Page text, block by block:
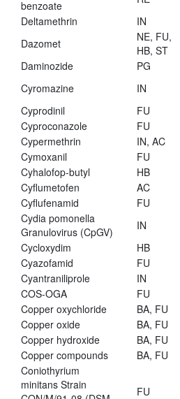
benzoate
Deltamethrin
IN
Dazomet
NE, FU,
HB, ST
Daminozide
PG
Cyromazine
IN
Cyprodinil
FU
Cyproconazole
FU
Cypermethrin
IN, AC
Cymoxanil
FU
Cyhalofop-butyl
HB
Cyflumetofen
AC
Cyflufenamid
FU
Cydia pomonella
Granulovirus (CpGV)
IN
Cycloxydim
HB
Cyazofamid
FU
Cyantraniliprole
IN
COS-OGA
FU
Copper oxychloride
BA, FU
Copper oxide
BA, FU
Copper hydroxide
BA, FU
Copper compounds
BA, FU
Coniothyrium
minitans Strain
FU